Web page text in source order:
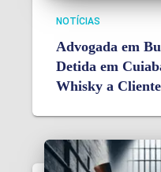
NOTÍCIAS
Advogada em
Detida em
Whisky a